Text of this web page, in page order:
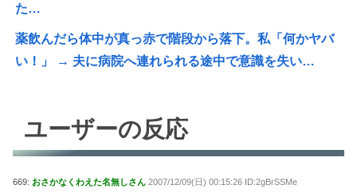
た…
薬飲んだら体中が真っ赤で階段から落下。私「何かヤバ
い！」 → 夫に病院へ連れられる途中で意識を失い…
ユーザーの反応
669: おさかなくわえた名無しさん 2007/12/09(日) 00:15:26 ID:2gBrSSMe